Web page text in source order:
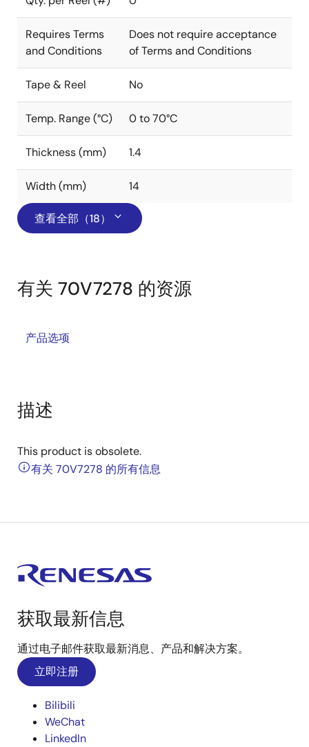
Requires Terms
and Conditions
Does not require acceptance
of Terms and Conditions
Tape & Reel No
Temp. Range (°C) 0 to 70°C
Thickness (mm) 1.4
Width (mm) 14
查看全部（18）
有关 70V7278 的资源
产品选项
描述
This product is obsolete.
有关 70V7278 的所有信息
获取最新信息
通过电子邮件获取最新消息、产品和解决方案。
立即注册
Bilibili
WeChat
LinkedIn